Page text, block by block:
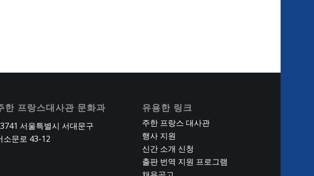
한 프랑스대사관 문화과
서울특별시 서대문구
소문로 43-12
유용한 링크
주한 프랑스 대사관
행사 지원
신간 소개 신청
출판 번역 지원 프로그램